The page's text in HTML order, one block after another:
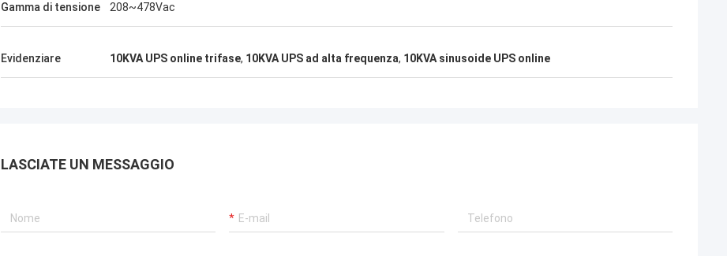
Gamma di tensione 208~478Vac
Evidenziare 10KVA UPS online trifase, 10KVA UPS ad alta frequenza, 10KVA sinusoide UPS online
LASCIATE UN MESSAGGIO